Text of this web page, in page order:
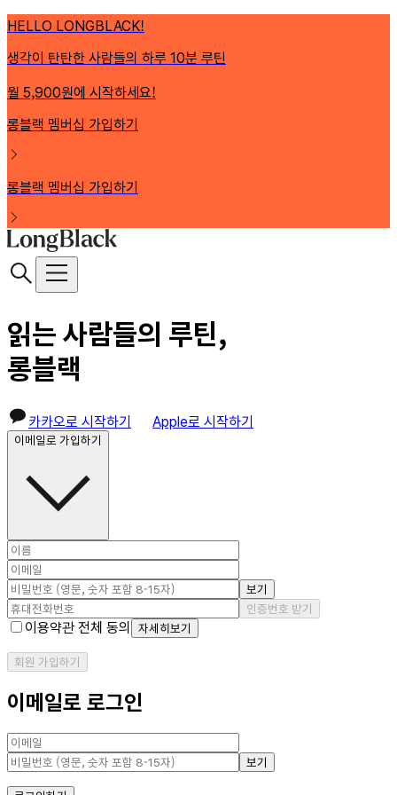
HELLO LONGBLACK!
생각이 탄탄한 사람들의 하루 10분 루틴
월 5,900원에 시작하세요!
롱블랙 멤버십 가입하기
롱블랙 멤버십 가입하기
읽는 사람들의 루틴,
롱블랙
카카오로 시작하기 Apple로 시작하기
이메일로 가입하기
보기
인증번호 받기
이용약관 전체 동의 자세히보기
회원 가입하기
이메일로 로그인
보기